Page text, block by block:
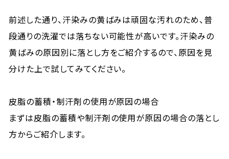
前述した通り、汗染みの黄ばみは頑固な汚れのため、普
段通りの洗濯では落ちない可能性が高いです。汗染みの
黄ばみの原因別に落とし方をご紹介するので、原因を見
分けた上で試してみてください。
皮脂の蓄積・制汗剤の使用が原因の場合
まずは皮脂の蓄積や制汗剤の使用が原因の場合の落とし
方からご紹介します。